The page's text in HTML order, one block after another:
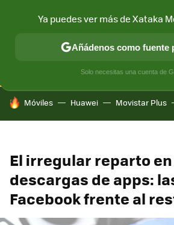
CONECTIVIDAD MÓVIL Y SOCIEDAD
HOY SE HABLA DE
Móviles Huawei Movistar Plus
El irregular reparto
descargas de apps:
Facebook frente al
Ya puedes ver más de Xataka
Añádenos como fuente
Solo necesitas una cuenta de